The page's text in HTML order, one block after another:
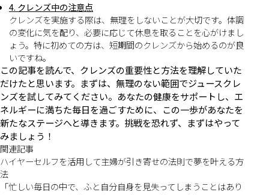
4. クレンズ中の注意点
クレンズを実施する際は、無理をしないことが大切です。体調
の変化に気を配り、必要に応じて休息を取ることを心がけまし
ょう。特に初めての方は、短期間のクレンズから始めるのが良
いですね。
この記事を読んで、クレンズの重要性と方法を理解していた
だけたと思います。まずは、無理のない範囲でジュースクレ
ンズを試してみてください。あなたの健康をサポートし、エ
ネルギーに満ちた毎日を過ごすために、この一歩があなたを
新たなステージへと導きます。挑戦を恐れず、まずはやって
みましょう！
関連記事
ハイヤーセルフを活用して主婦が引き寄せの法則で夢を叶える方
法
「忙しい毎日の中で、ふと自分自身を見失ってしまうことはあり